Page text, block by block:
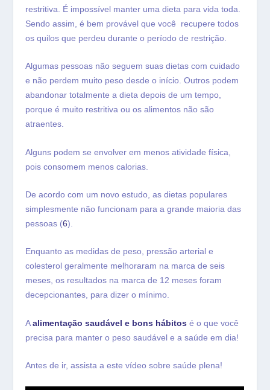
restritiva. É impossível manter uma dieta para vida toda.
Sendo assim, é bem provável que você recupere todos
os quilos que perdeu durante o período de restrição.
Algumas pessoas não seguem suas dietas com cuidado
e não perdem muito peso desde o início. Outros podem
abandonar totalmente a dieta depois de um tempo,
porque é muito restritiva ou os alimentos não são
atraentes.
Alguns podem se envolver em menos atividade física,
pois consomem menos calorias.
De acordo com um novo estudo, as dietas populares
simplesmente não funcionam para a grande maioria das
pessoas (6).
Enquanto as medidas de peso, pressão arterial e
colesterol geralmente melhoraram na marca de seis
meses, os resultados na marca de 12 meses foram
decepcionantes, para dizer o mínimo.
Aalimentação saudável e bons hábitos é o que você
precisa para manter o peso saudável e a saúde em dia!
Antes de ir, assista a este vídeo sobre saúde plena!